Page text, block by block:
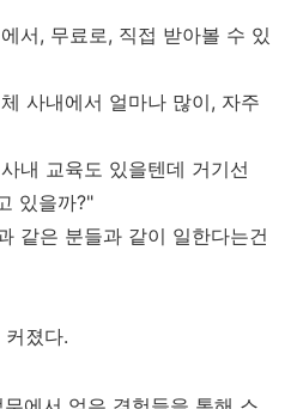
서, 무료로, 직접 받아볼 수 있
사내에서 얼마나 많이, 자주
내 교육도 있을텐데 거기선
있을까?"
같은 분들과 같이 일한다는건
졌다.